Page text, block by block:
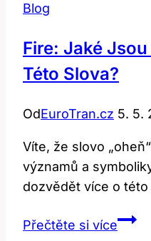
Blog
Fire: Jaké
Této Slova?
OdEuroTran.cz 5. 5.
Víte, že slovo
významů a
dozvědět více o
Přečtěte si víceFire: